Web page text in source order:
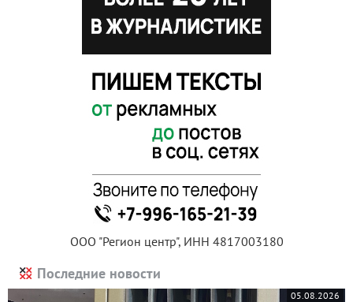
ООО "Регион центр", ИНН 4817003180
Последние новости
05.08.2026